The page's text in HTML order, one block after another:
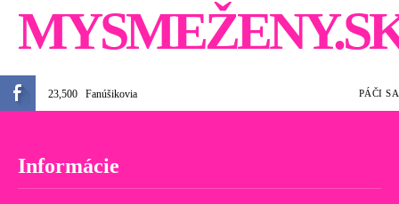
23,500 Fanúšikovia PÁČI SA
Informácie